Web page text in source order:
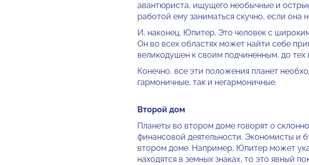
авантюриста, ищущего необычные и
работой ему заниматься скучно, если она
И, наконец, Юпитер. Это чело­век с
Он во всех областях может найти се­бе
великодушен к своим подчиненным, до тех
Конечно, все эти положения пла­нет
гармоничные, так и негармоничные.
Второй дом
Планеты во втором доме говорят о
фина­нсовой деятельности. Экономисты и
втором доме. Например, Юпитер может
находятся в земных знаках, то это явный